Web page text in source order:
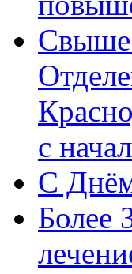
Свыше
с
C
Более